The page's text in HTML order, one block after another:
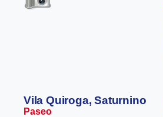
Vila Quiroga, Saturnino
Paseo